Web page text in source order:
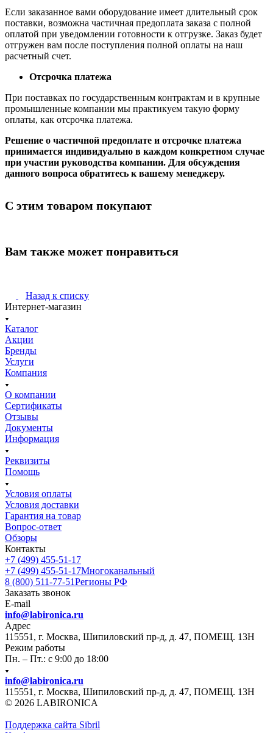
Если заказанное вами оборудование имеет длительный срок
поставки, возможна частичная предоплата заказа с полной
оплатой при уведомлении готовности к отгрузке. Заказ будет
отгружен вам после поступления полной оплаты на наш
расчетный счет.
Отсрочка платежа
При поставках по государственным контрактам и в крупные
промышленные компании мы практикуем такую форму
оплаты, как отсрочка платежа.
Решение о частичной предоплате и отсрочке платежа
принимается индивидуально в каждом конкретном случае
при участии руководства компании. Для обсуждения
данного вопроса обратитесь к вашему менеджеру.
С этим товаром покупают
Вам также может понравиться
Назад к списку
Интернет-магазин
Каталог
Акции
Бренды
Услуги
Компания
О компании
Сертификаты
Отзывы
Документы
Информация
Реквизиты
Помощь
Условия оплаты
Условия доставки
Гарантия на товар
Вопрос-ответ
Обзоры
Контакты
+7 (499) 455-51-17
+7 (499) 455-51-17Многоканальный
8 (800) 511-77-51Регионы РФ
Заказать звонок
E-mail
info@labironica.ru
Адрес
115551, г. Москва, Шипиловский пр-д, д. 47, ПОМЕЩ. 13Н
Режим работы
Пн. – Пт.: с 9:00 до 18:00
info@labironica.ru
115551, г. Москва, Шипиловский пр-д, д. 47, ПОМЕЩ. 13Н
© 2026 LABIRONICA
Поддержка сайта Sibril